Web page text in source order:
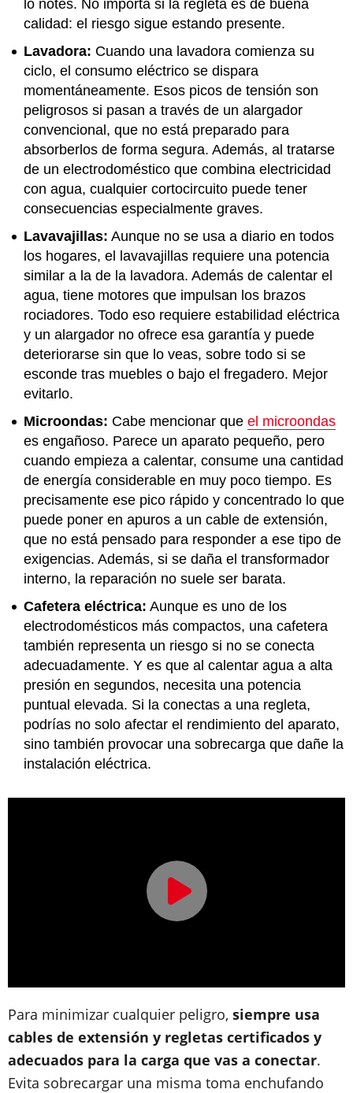
lo notes. No importa si la regleta es de buena
calidad: el riesgo sigue estando presente.
Lavadora: Cuando una lavadora comienza su
ciclo, el consumo eléctrico se dispara
momentáneamente. Esos picos de tensión son
peligrosos si pasan a través de un alargador
convencional, que no está preparado para
absorberlos de forma segura. Además, al tratarse
de un electrodoméstico que combina electricidad
con agua, cualquier cortocircuito puede tener
consecuencias especialmente graves.
Lavavajillas: Aunque no se usa a diario en todos
los hogares, el lavavajillas requiere una potencia
similar a la de la lavadora. Además de calentar el
agua, tiene motores que impulsan los brazos
rociadores. Todo eso requiere estabilidad eléctrica
y un alargador no ofrece esa garantía y puede
deteriorarse sin que lo veas, sobre todo si se
esconde tras muebles o bajo el fregadero. Mejor
evitarlo.
Microondas: Cabe mencionar que el microondas
es engañoso. Parece un aparato pequeño, pero
cuando empieza a calentar, consume una cantidad
de energía considerable en muy poco tiempo. Es
precisamente ese pico rápido y concentrado lo que
puede poner en apuros a un cable de extensión,
que no está pensado para responder a ese tipo de
exigencias. Además, si se daña el transformador
interno, la reparación no suele ser barata.
Cafetera eléctrica: Aunque es uno de los
electrodomésticos más compactos, una cafetera
también representa un riesgo si no se conecta
adecuadamente. Y es que al calentar agua a alta
presión en segundos, necesita una potencia
puntual elevada. Si la conectas a una regleta,
podrías no solo afectar el rendimiento del aparato,
sino también provocar una sobrecarga que dañe la
instalación eléctrica.
Para minimizar cualquier peligro, siempre usa
cables de extensión y regletas certificados y
adecuados para la carga que vas a conectar.
Evita sobrecargar una misma toma enchufando